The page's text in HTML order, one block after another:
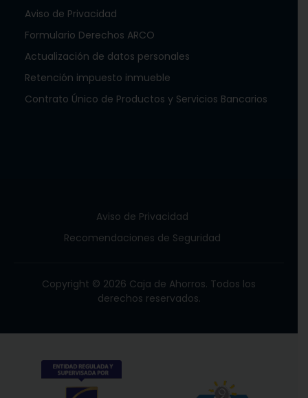
Aviso de Privacidad
Formulario Derechos ARCO
Actualización de datos personales
Retención impuesto inmueble
Contrato Único de Productos y Servicios Bancarios
Aviso de Privacidad
Recomendaciones de Seguridad
Copyright © 2026 Caja de Ahorros. Todos los
derechos reservados.